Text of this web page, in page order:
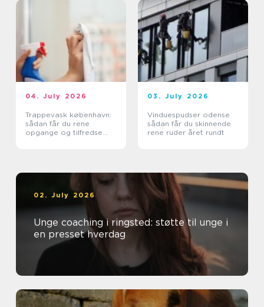
04. July 2026
Trappevask københavn:
sådan får du rene
opgange og tilfredse
03. July 2026
Vinduespudser odense
sådan får du skinnende
rene ruder året rundt
02. July 2026
Unge coaching i ringsted: støtte til unge i
en presset hverdag